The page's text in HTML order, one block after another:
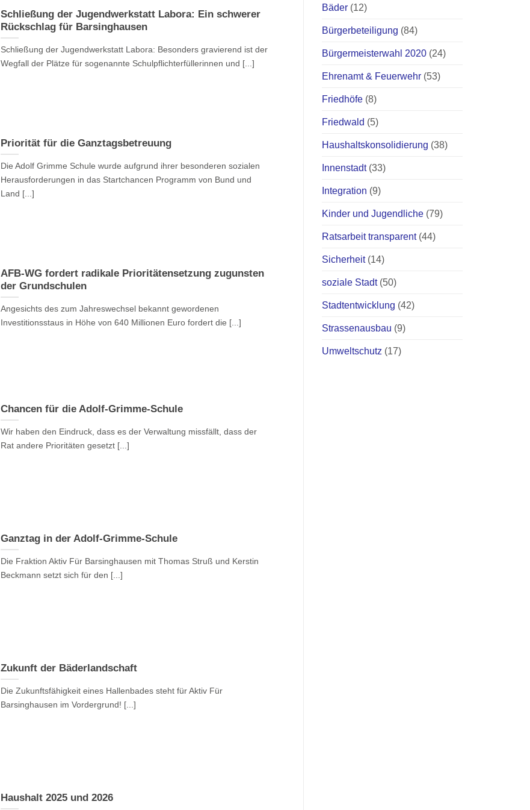
Schließung der Jugendwerkstatt Labora: Ein schwerer
Rückschlag für Barsinghausen
Schließung der Jugendwerkstatt Labora: Besonders gravierend ist der
Wegfall der Plätze für sogenannte Schulpflichterfüllerinnen und [...]
Priorität für die Ganztagsbetreuung
Die Adolf Grimme Schule wurde aufgrund ihrer besonderen sozialen
Herausforderungen in das Startchancen Programm von Bund und
Land [...]
AFB-WG fordert radikale Prioritätensetzung zugunsten
der Grundschulen
Angesichts des zum Jahreswechsel bekannt gewordenen
Investitionsstaus in Höhe von 640 Millionen Euro fordert die [...]
Chancen für die Adolf-Grimme-Schule
Wir haben den Eindruck, dass es der Verwaltung missfällt, dass der
Rat andere Prioritäten gesetzt [...]
Ganztag in der Adolf-Grimme-Schule
Die Fraktion Aktiv Für Barsinghausen mit Thomas Struß und Kerstin
Beckmann setzt sich für den [...]
Zukunft der Bäderlandschaft
Die Zukunftsfähigkeit eines Hallenbades steht für Aktiv Für
Barsinghausen im Vordergrund! [...]
Haushalt 2025 und 2026
Bäder (12)
Bürgerbeteiligung (84)
Bürgermeisterwahl 2020 (24)
Ehrenamt & Feuerwehr (53)
Friedhöfe (8)
Friedwald (5)
Haushaltskonsolidierung (38)
Innenstadt(33)
Integration (9)
Kinder und Jugendliche (79)
Ratsarbeit transparent(44)
Sicherheit(14)
soziale Stadt(50)
Stadtentwicklung (42)
Strassenausbau (9)
Umweltschutz (17)